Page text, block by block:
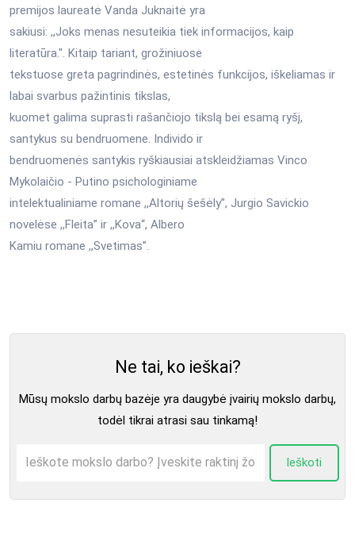
premijos laureatė Vanda Juknaitė yra
sakiusi: ,,Joks menas nesuteikia tiek informacijos, kaip
literatūra.". Kitaip tariant, grožiniuose
tekstuose greta pagrindinės, estetinės funkcijos, iškeliamas ir
labai svarbus pažintinis tikslas,
kuomet galima suprasti rašančiojo tikslą bei esamą ryšį,
santykus su bendruomene. Individo ir
bendruomenės santykis ryškiausiai atskleidžiamas Vinco
Mykolaičio - Putino psichologiniame
intelektualiniame romane ,,Altorių šešėly”, Jurgio Savickio
novelėse ,,Fleita” ir ,,Kova“, Albero
Kamiu romane ,,Svetimas”.
Ne tai, ko ieškai?
Mūsų mokslo darbų bazėje yra daugybė įvairių mokslo darbų,
todėl tikrai atrasi sau tinkamą!
Ieškoti